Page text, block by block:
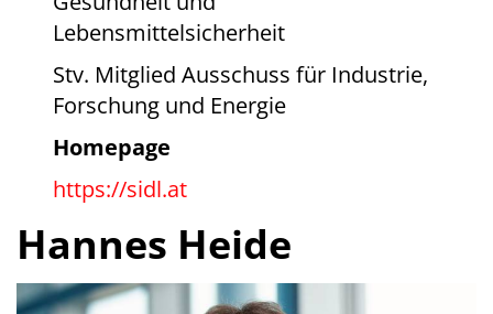
Lebensmittelsicherheit
Stv. Mitglied Ausschuss für Industrie,
Forschung und Energie
Homepage
https://sidl.at
Hannes Heide